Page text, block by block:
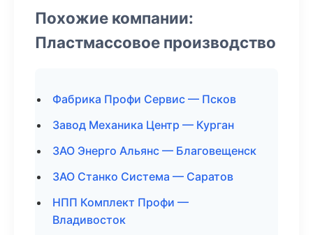
Похожие компании:
Пластмассовое производство
Фабрика Профи Сервис — Псков
Завод Механика Центр — Курган
ЗАО Энерго Альянс — Благовещенск
ЗАО Станко Система — Саратов
НПП Комплект Профи —
Владивосток